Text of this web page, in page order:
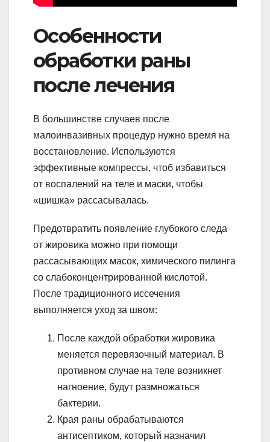
Особенности
обработки раны
после лечения
В большинстве случаев после
малоинвазивных процедур нужно время на
восстановление. Используются
эффективные компрессы, чтоб избавиться
от воспалений на теле и маски, чтобы
«шишка» рассасывалась.
Предотвратить появление глубокого следа
от жировика можно при помощи
рассасывающих масок, химического пилинга
со слабоконцентрированной кислотой.
После традиционного иссечения
выполняется уход за швом:
После каждой обработки жировика
меняется перевязочный материал. В
противном случае на теле возникнет
нагноение, будут размножаться
бактерии.
Края раны обрабатываются
антисептиком, который назначил